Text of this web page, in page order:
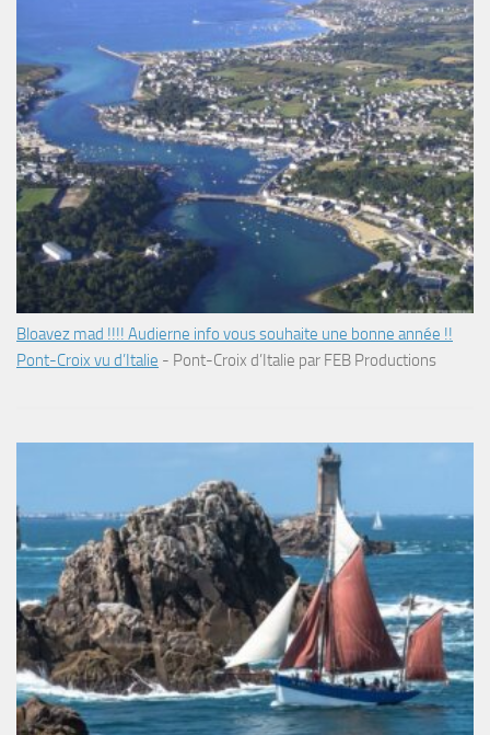
Bloavez mad !!!! Audierne info vous souhaite une bonne année !!
Pont-Croix vu d’Italie - Pont-Croix d’Italie par FEB Productions